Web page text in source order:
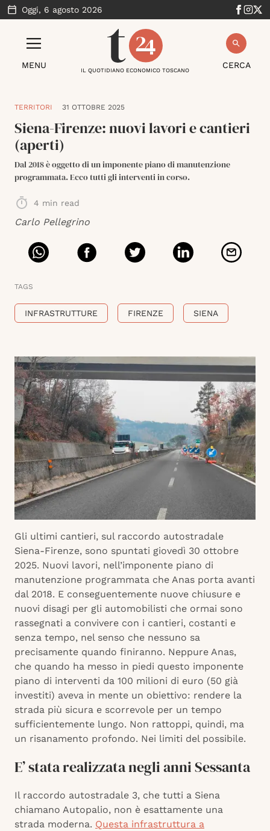
Oggi, 6 agosto 2026
MENU CERCA
IL QUOTIDIANO ECONOMICO TOSCANO
TERRITORI 31 OTTOBRE 2025
Siena-Firenze: nuovi lavori e cantieri
(aperti)
Dal 2018 è oggetto di un imponente piano di manutenzione
programmata. Ecco tutti gli interventi in corso.
4 min read
Carlo Pellegrino
TAGS
INFRASTRUTTURE FIRENZE SIENA
Gli ultimi cantieri, sul raccordo autostradale
Siena-Firenze, sono spuntati giovedì 30 ottobre
2025. Nuovi lavori, nell’imponente piano di
manutenzione programmata che Anas porta avanti
dal 2018. E conseguentemente nuove chiusure e
nuovi disagi per gli automobilisti che ormai sono
rassegnati a convivere con i cantieri, costanti e
senza tempo, nel senso che nessuno sa
precisamente quando finiranno. Neppure Anas,
che quando ha messo in piedi questo imponente
piano di interventi da 100 milioni di euro (50 già
investiti) aveva in mente un obiettivo: rendere la
strada più sicura e scorrevole per un tempo
sufficientemente lungo. Non rattoppi, quindi, ma
un risanamento profondo. Nei limiti del possibile.
E’ stata realizzata negli anni Sessanta
Il raccordo autostradale 3, che tutti a Siena
chiamano Autopalio, non è esattamente una
strada moderna. Questa infrastruttura a